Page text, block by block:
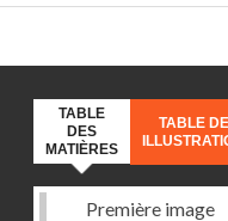
TABLE
DES
MATIÈRES
TABLE
Première image